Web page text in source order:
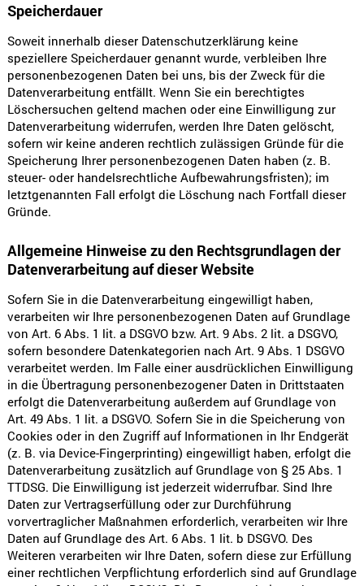
Speicherdauer
Soweit innerhalb dieser Datenschutzerklärung keine
speziellere Speicherdauer genannt wurde, verbleiben Ihre
personenbezogenen Daten bei uns, bis der Zweck für die
Datenverarbeitung entfällt. Wenn Sie ein berechtigtes
Löschersuchen geltend machen oder eine Einwilligung zur
Datenverarbeitung widerrufen, werden Ihre Daten gelöscht,
sofern wir keine anderen rechtlich zulässigen Gründe für die
Speicherung Ihrer personenbezogenen Daten haben (z. B.
steuer- oder handelsrechtliche Aufbewahrungsfristen); im
letztgenannten Fall erfolgt die Löschung nach Fortfall dieser
Gründe.
Allgemeine Hinweise zu den Rechtsgrundlagen der
Datenverarbeitung auf dieser Website
Sofern Sie in die Datenverarbeitung eingewilligt haben,
verarbeiten wir Ihre personenbezogenen Daten auf Grundlage
von Art. 6 Abs. 1 lit. a DSGVO bzw. Art. 9 Abs. 2 lit. a DSGVO,
sofern besondere Datenkategorien nach Art. 9 Abs. 1 DSGVO
verarbeitet werden. Im Falle einer ausdrücklichen Einwilligung
in die Übertragung personenbezogener Daten in Drittstaaten
erfolgt die Datenverarbeitung außerdem auf Grundlage von
Art. 49 Abs. 1 lit. a DSGVO. Sofern Sie in die Speicherung von
Cookies oder in den Zugriff auf Informationen in Ihr Endgerät
(z. B. via Device-Fingerprinting) eingewilligt haben, erfolgt die
Datenverarbeitung zusätzlich auf Grundlage von § 25 Abs. 1
TTDSG. Die Einwilligung ist jederzeit widerrufbar. Sind Ihre
Daten zur Vertragserfüllung oder zur Durchführung
vorvertraglicher Maßnahmen erforderlich, verarbeiten wir Ihre
Daten auf Grundlage des Art. 6 Abs. 1 lit. b DSGVO. Des
Weiteren verarbeiten wir Ihre Daten, sofern diese zur Erfüllung
einer rechtlichen Verpflichtung erforderlich sind auf Grundlage